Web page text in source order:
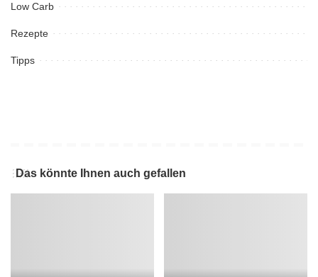
Low Carb
Rezepte
Tipps
Das könnte Ihnen auch gefallen